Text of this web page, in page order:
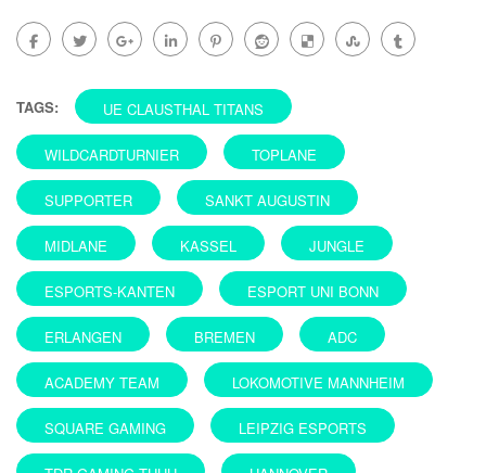
TAGS: UE CLAUSTHAL TITANS
WILDCARDTURNIER TOPLANE
SUPPORTER SANKT AUGUSTIN
MIDLANE KASSEL JUNGLE
ESPORTS-KANTEN ESPORT UNI BONN
ERLANGEN BREMEN ADC
ACADEMY TEAM LOKOMOTIVE MANNHEIM
SQUARE GAMING LEIPZIG ESPORTS